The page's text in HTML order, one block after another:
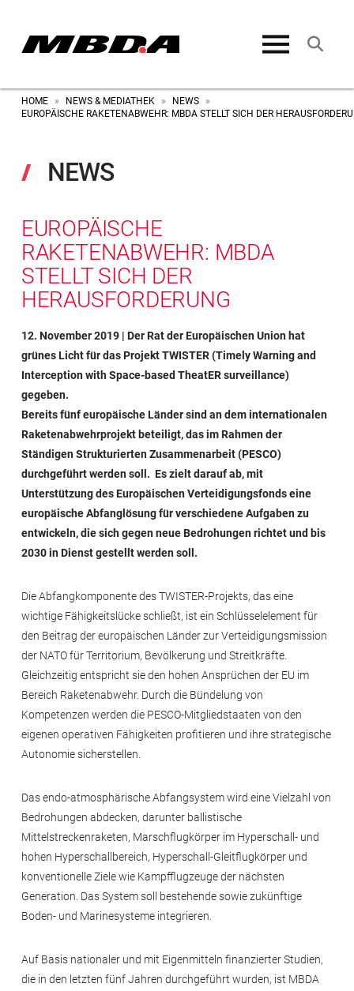
HOME » NEWS & MEDIATHEK » NEWS
»
EUROPÄISCHE RAKETENABWEHR: MBDA STELLT SICH DER
NEWS
EUROPÄISCHE
RAKETENABWEHR: MBDA
STELLT SICH DER
HERAUSFORDERUNG
12. November 2019 | Der Rat der Europäischen Union hat
grünes Licht für das Projekt TWISTER (Timely Warning and
Interception with Space-based TheatER surveillance)
gegeben.
Bereits fünf europäische Länder sind an dem internationalen
Raketenabwehrprojekt beteiligt, das im Rahmen der
Ständigen Strukturierten Zusammenarbeit (PESCO)
durchgeführt werden soll. Es zielt darauf ab, mit
Unterstützung des Europäischen Verteidigungsfonds eine
europäische Abfanglösung für verschiedene Aufgaben zu
entwickeln, die sich gegen neue Bedrohungen richtet und bis
2030 in Dienst gestellt werden soll.
Die Abfangkomponente des TWISTER-Projekts, das eine
wichtige Fähigkeitslücke schließt, ist ein Schlüsselelement für
den Beitrag der europäischen Länder zur Verteidigungsmission
der NATO für Territorium, Bevölkerung und Streitkräfte.
Gleichzeitig entspricht sie den hohen Ansprüchen der EU im
Bereich Raketenabwehr. Durch die Bündelung von
Kompetenzen werden die PESCO-Mitgliedstaaten von den
eigenen operativen Fähigkeiten profitieren und ihre strategische
Autonomie sicherstellen.
Das endo-atmosphärische Abfangsystem wird eine Vielzahl von
Bedrohungen abdecken, darunter ballistische
Mittelstreckenraketen, Marschflugkörper im Hyperschall- und
hohen Hyperschallbereich, Hyperschall-Gleitflugkörper und
konventionelle Ziele wie Kampfflugzeuge der nächsten
Generation. Das System soll bestehende sowie zukünftige
Boden- und Marinesysteme integrieren.
Auf Basis nationaler und mit Eigenmitteln finanzierter Studien,
die in den letzten fünf Jahren durchgeführt wurden, ist MBDA